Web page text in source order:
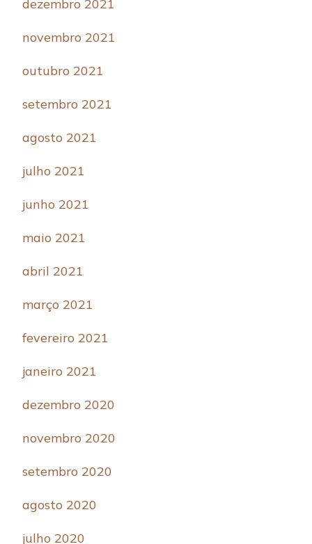
dezembro 2021
novembro 2021
outubro 2021
setembro 2021
agosto 2021
julho 2021
junho 2021
maio 2021
abril 2021
março 2021
fevereiro 2021
janeiro 2021
dezembro 2020
novembro 2020
setembro 2020
agosto 2020
julho 2020